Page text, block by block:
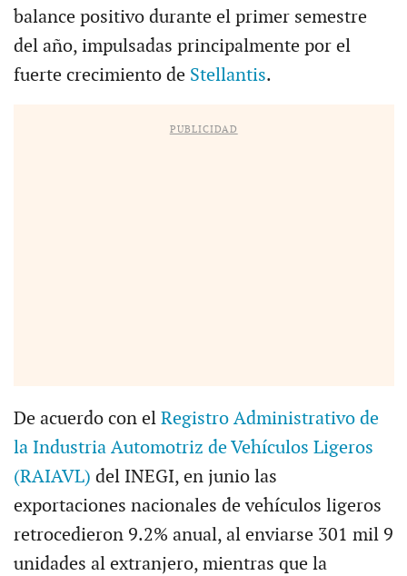
balance positivo durante el primer semestre
del año, impulsadas principalmente por el
fuerte crecimiento de Stellantis.
PUBLICIDAD
De acuerdo con el Registro Administrativo de
la Industria Automotriz de Vehículos Ligeros
(RAIAVL) del INEGI, en junio las
exportaciones nacionales de vehículos ligeros
retrocedieron 9.2% anual, al enviarse 301 mil 9
unidades al extranjero, mientras que la